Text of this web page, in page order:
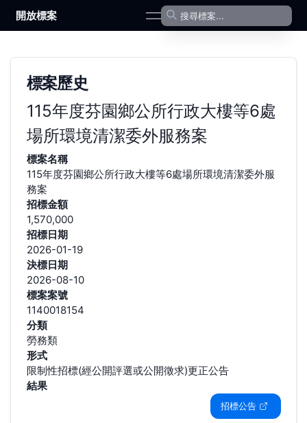
開放標案 open navigation menu
標案歷史
115年度芬園鄉公所行政大樓等6處
場所環境清潔委外服務案
標案名稱
115年度芬園鄉公所行政大樓等6處場所環境清潔委外服
務案
招標金額
1,570,000
招標日期
2026-01-19
決標日期
2026-08-10
標案案號
1140018154
分類
勞務類
形式
限制性招標(經公開評選或公開徵求)更正公告
結果
招標公告